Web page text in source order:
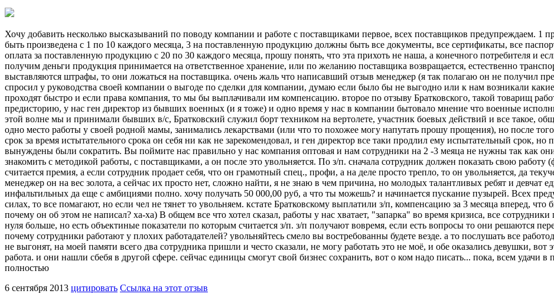
Хочу добавить несколько высказываний по поводу компании и работе с поставщиками первое, всех поставщиков предупреждаем. 1
быть произведена с 1 по 10 каждого месяца, 3 на поставленную продукцию должны быть все документы, все сертификаты, все
оплата за поставленную продукцию с 20 по 30 каждого месяца, прошу понять, что эта прихоть не наша, а конечного потребителя и
получим деньги продукция принимается на ответственное хранение, или по желанию поставщика возвращается, естественно
выставляются штрафы, то они ложаться на поставщика. очень жаль что написавший отзыв менеджер (я так полагаю он не получил
спросил у руководства своей компании о выгоде по сделки для компании, думаю если было бы не выгодно или к нам возникали
проходят быстро и если права компания, то мы бы выплачивали им компенсацию. второе по отзыву Братковского, такой товарищ
предисторию, у нас ген директор из бывших военных (и я тоже) и одно время у нас в компании бытовало мнение что военные
этой волне мы и принимали бывших в/с, Братковский служил борт техником на вертолете, участник боевых действий и все такое,
одно место работы у своей родной мамы, занимались лекарствами (или что то похожее могу напутать прошу прощения), но после
срок за время истытательного срока он себя ни как не зарекомендовал, и ген директор все таки продлил ему испытательный срок, но
вынуждены были сократить. Вы поймите нас правильно у нас компания оптовая и нам сотрудники на 2 -3 меяца не нужны так как
знакомить с методикой работы, с поставщиками, а он после это увольняется. По з/п. сначала сотрудник должен показать свою
считается премия, а если сотрудник продает себя, что он грамотный спец., профи, а на деле просто трепло, то он увольняется, да
менеджер он на вес золота, а сейчас их просто нет, сложно найти, я не знаю в чем причина, но молодых талантливых ребят и девчат
инфальтильных да еще с амбициями полно. хочу получать 50 000,00 руб, а что ты можешь? и начинается пускание пузырей. Всех
силах, то все помагают, но если чел не тянет то увольняем. кстате Братковскому выплатили з/п, компенсацию за 3 месяца вперед,
почему он об этом не написал? ха-ха) В общем все что хотел сказал, работы у нас хватает, "запарка" во время кризиса, все
нуля больше, но есть объектиные показатели по которым считается з/п. з/п получают вовремя, если есть вопросы то они решаются
почему сотрудники работают у плохих работадателей? увольняйтесь смело вы востребованны будете везде. а то послушать все
не выгонят, на моей памяти всего два сотрудника пришли и често сказали, не могу работать это не моё, и обе оказались девушки, вот
работа. и они нашли сбебя в другой сфере. сейчас единицы смогут свой бизнес сохранить, вот о ком надо писать... пока, всем удачи в
полностью
6 сентября 2013 цитировать Ссылка на этот отзыв